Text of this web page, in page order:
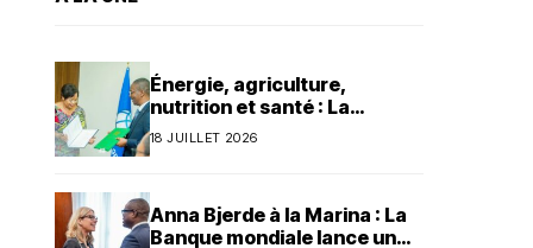
Énergie, agriculture,
nutrition et santé : La
Banque mondiale injecte 320
18 JUILLET 2026
Anna Bjerde à la Marina : La
Banque mondiale lance un